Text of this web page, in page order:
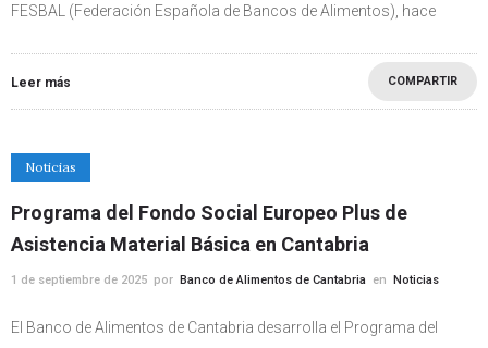
FESBAL (Federación Española de Bancos de Alimentos), hace
Leer más COMPARTIR
Noticias
Programa del Fondo Social Europeo Plus de
Asistencia Material Básica en Cantabria
1 de septiembre de 2025 por Banco de Alimentos de Cantabria en Noticias
El Banco de Alimentos de Cantabria desarrolla el Programa del